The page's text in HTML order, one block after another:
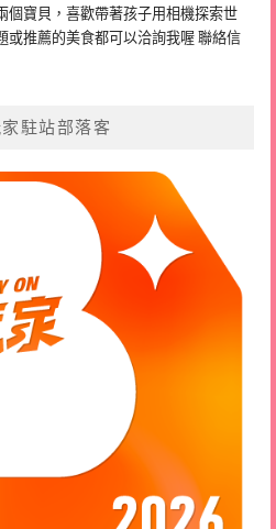
個寶貝，喜歡帶著孩子用相機探索世
或推薦的美食都可以洽詢我喔 聯絡信
駐站部落客